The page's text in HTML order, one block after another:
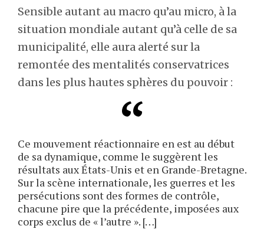
Sensible autant au macro qu’au micro, à la
situation mondiale autant qu’à celle de sa
municipalité, elle aura alerté sur la
remontée des mentalités conservatrices
dans les plus hautes sphères du pouvoir :
Ce mouvement réactionnaire en est au début
de sa dynamique, comme le suggèrent les
résultats aux États-Unis et en Grande-Bretagne.
Sur la scène internationale, les guerres et les
persécutions sont des formes de contrôle,
chacune pire que la précédente, imposées aux
corps exclus de « l’autre ». […]